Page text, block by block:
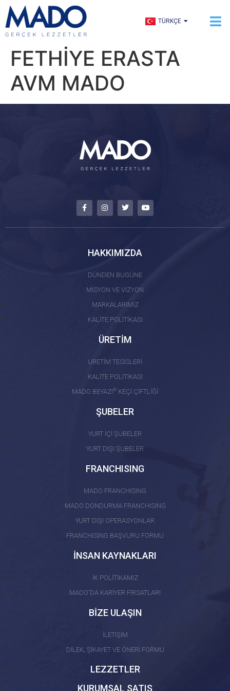
TÜRKÇE
العربية
FETHİYE ERASTA
AVM MADO
HAKKIMIZDA
DÜNDEN BUGÜNE
MİSYON VE VİZYON
MARKALARIMIZ
KALİTE POLİTİKASI
ÜRETİM
ÜRETİM TESİSLERİ
KALİTE POLİTİKASI
MADO BEYAZI® KEÇİ ÇİFTLİĞİ
ŞUBELER
YURT İÇİ ŞUBELER
YURT DIŞI ŞUBELER
FRANCHISING
MADO FRANCHISING
MADO DONDURMA FRANCHISING
YURT DIŞI OPERASYONLAR
FRANCHISING BAŞVURU FORMU
İNSAN KAYNAKLARI
İK POLİTİKAMIZ
MADO'DA KARİYER FIRSATLARI
BİZE ULAŞIN
İLETİŞİM
DİLEK, ŞİKAYET VE ÖNERİ FORMU
LEZZETLER
KURUMSAL SATIŞ